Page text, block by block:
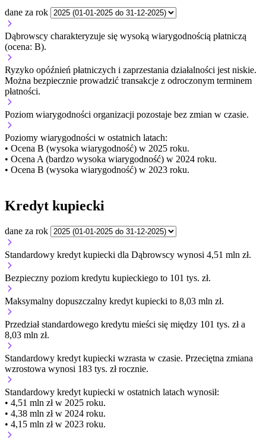
dane za rok
Dąbrowscy charakteryzuje się wysoką wiarygodnością płatniczą
(ocena: B).
Ryzyko opóźnień płatniczych i zaprzestania działalności jest niskie.
Można bezpiecznie prowadzić transakcje z odroczonym terminem
płatności.
Poziom wiarygodności organizacji pozostaje bez zmian w czasie.
Poziomy wiarygodności w ostatnich latach:
• Ocena B (wysoka wiarygodność) w 2025 roku.
• Ocena A (bardzo wysoka wiarygodność) w 2024 roku.
• Ocena B (wysoka wiarygodność) w 2023 roku.
Kredyt kupiecki
dane za rok
Standardowy kredyt kupiecki dla Dąbrowscy wynosi 4,51 mln zł.
Bezpieczny poziom kredytu kupieckiego to 101 tys. zł.
Maksymalny dopuszczalny kredyt kupiecki to 8,03 mln zł.
Przedział standardowego kredytu mieści się między 101 tys. zł a
8,03 mln zł.
Standardowy kredyt kupiecki wzrasta w czasie. Przeciętna zmiana
wzrostowa wynosi 183 tys. zł rocznie.
Standardowy kredyt kupiecki w ostatnich latach wynosił:
• 4,51 mln zł w 2025 roku.
• 4,38 mln zł w 2024 roku.
• 4,15 mln zł w 2023 roku.